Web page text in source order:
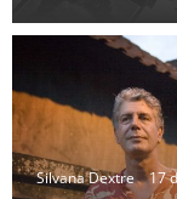
Silvana Dextre 17